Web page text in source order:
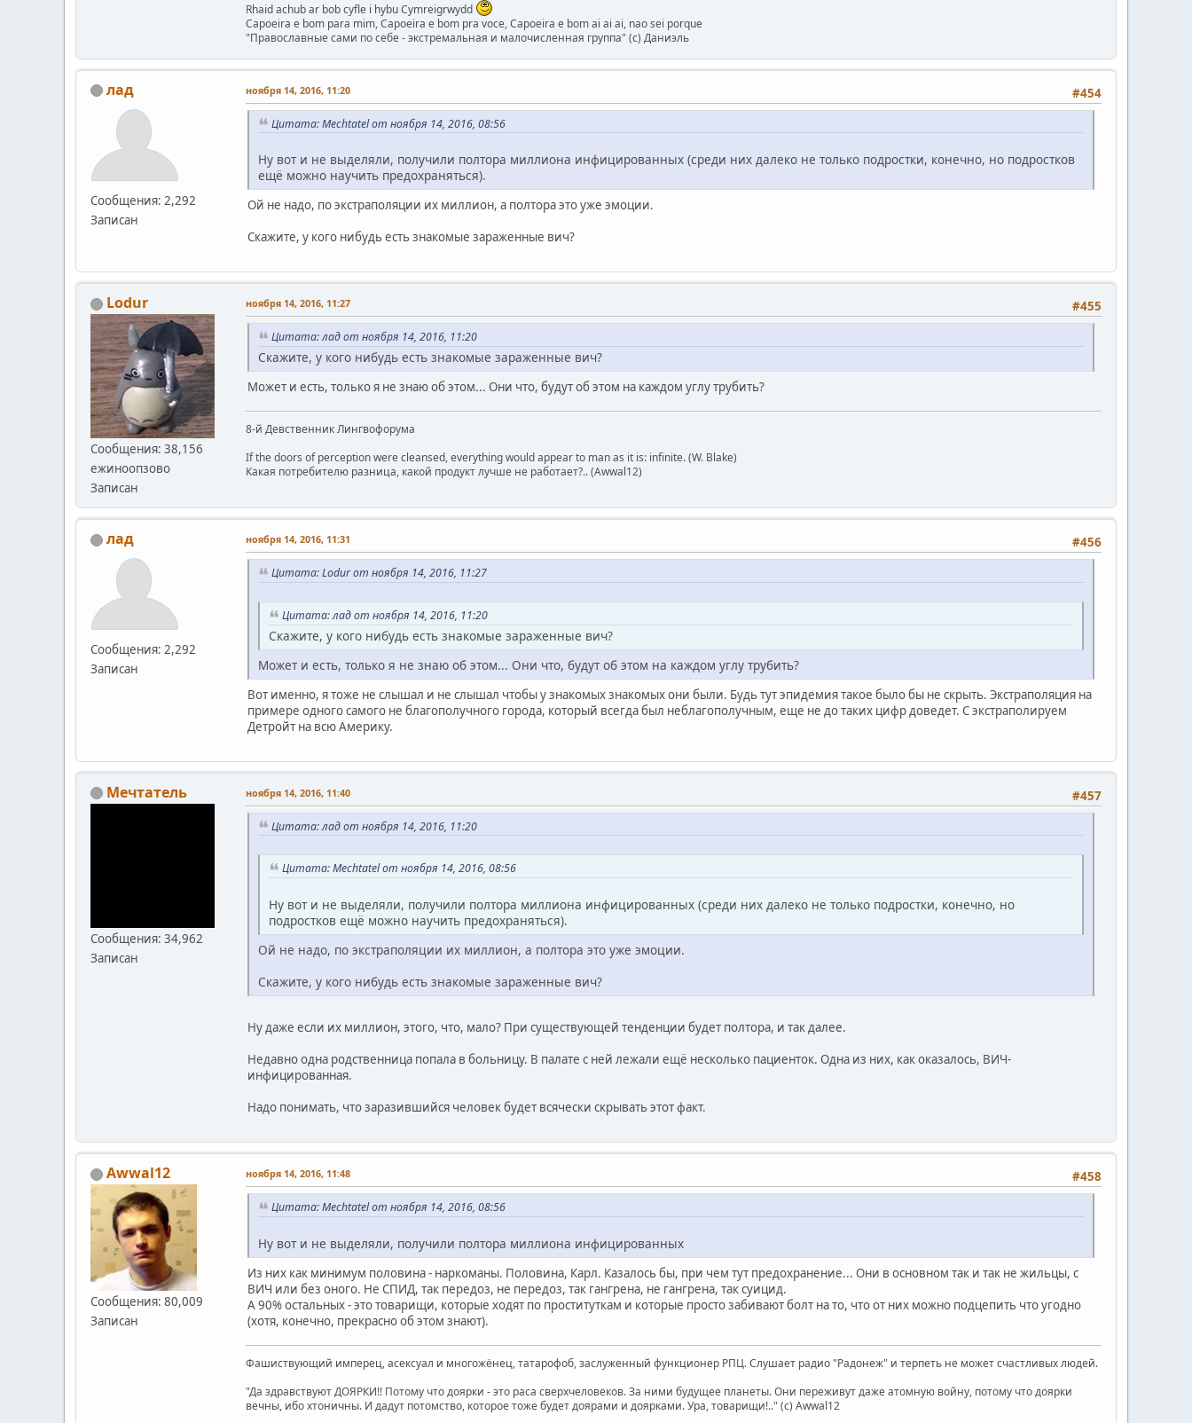
Rhaid achub ar bob cyfle i hybu Cymreigrwydd
Capoeira e bom para mim, Capoeira e bom pra voce, Capoeira e bom ai ai ai, nao sei porque
"Православные сами по себе - экстремальная и малочисленная группа" (с) Даниэль
лад
Сообщения: 2,292
Записан
#454
ноября 14, 2016, 11:20
Цитата: Mechtatel от ноября 14, 2016, 08:56
Ну вот и не выделяли, получили полтора миллиона инфицированных (среди них далеко не только подростки, конечно, но подростков
ещё можно научить предохраняться).
Ой не надо, по экстраполяции их миллион, а полтора это уже эмоции.
Скажите, у кого нибудь есть знакомые зараженные вич?
Lodur
Сообщения: 38,156
ежиноопзово
Записан
#455
ноября 14, 2016, 11:27
Цитата: лад от ноября 14, 2016, 11:20
Скажите, у кого нибудь есть знакомые зараженные вич?
Может и есть, только я не знаю об этом... Они что, будут об этом на каждом углу трубить?
8-й Девственник Лингвофорума
If the doors of perception were cleansed, everything would appear to man as it is: infinite. (W. Blake)
Какая потребителю разница, какой продукт лучше не работает?.. (Awwal12)
лад
Сообщения: 2,292
Записан
#456
ноября 14, 2016, 11:31
Цитата: Lodur от ноября 14, 2016, 11:27
Цитата: лад от ноября 14, 2016, 11:20
Скажите, у кого нибудь есть знакомые зараженные вич?
Может и есть, только я не знаю об этом... Они что, будут об этом на каждом углу трубить?
Вот именно, я тоже не слышал и не слышал чтобы у знакомых знакомых они были. Будь тут эпидемия такое было бы не скрыть. Экстраполяция на
примере одного самого не благополучного города, который всегда был неблагополучным, еще не до таких цифр доведет. С экстраполируем
Детройт на всю Америку.
Мечтатель
Сообщения: 34,962
Записан
#457
ноября 14, 2016, 11:40
Цитата: лад от ноября 14, 2016, 11:20
Цитата: Mechtatel от ноября 14, 2016, 08:56
Ну вот и не выделяли, получили полтора миллиона инфицированных (среди них далеко не только подростки, конечно, но
подростков ещё можно научить предохраняться).
Ой не надо, по экстраполяции их миллион, а полтора это уже эмоции.
Скажите, у кого нибудь есть знакомые зараженные вич?
Ну даже если их миллион, этого, что, мало? При существующей тенденции будет полтора, и так далее.
Недавно одна родственница попала в больницу. В палате с ней лежали ещё несколько пациенток. Одна из них, как оказалось, ВИЧ-
инфицированная.
Надо понимать, что заразившийся человек будет всячески скрывать этот факт.
Awwal12
Сообщения: 80,009
Записан
#458
ноября 14, 2016, 11:48
Цитата: Mechtatel от ноября 14, 2016, 08:56
Ну вот и не выделяли, получили полтора миллиона инфицированных
Из них как минимум половина - наркоманы. Половина, Карл. Казалось бы, при чем тут предохранение... Они в основном так и так не жильцы, с
ВИЧ или без оного. Не СПИД, так передоз, не передоз, так гангрена, не гангрена, так суицид.
А 90% остальных - это товарищи, которые ходят по проституткам и которые просто забивают болт на то, что от них можно подцепить что угодно
(хотя, конечно, прекрасно об этом знают).
Фашиствующий имперец, асексуал и многожёнец, татарофоб, заслуженный функционер РПЦ. Слушает радио "Радонеж" и терпеть не может счастливых людей.
"Да здравствуют ДОЯРКИ!! Потому что доярки - это раса сверхчеловеков. За ними будущее планеты. Они переживут даже атомную войну, потому что доярки
вечны, ибо хтоничны. И дадут потомство, которое тоже будет доярами и доярками. Ура, товарищи!.." (c) Awwal12